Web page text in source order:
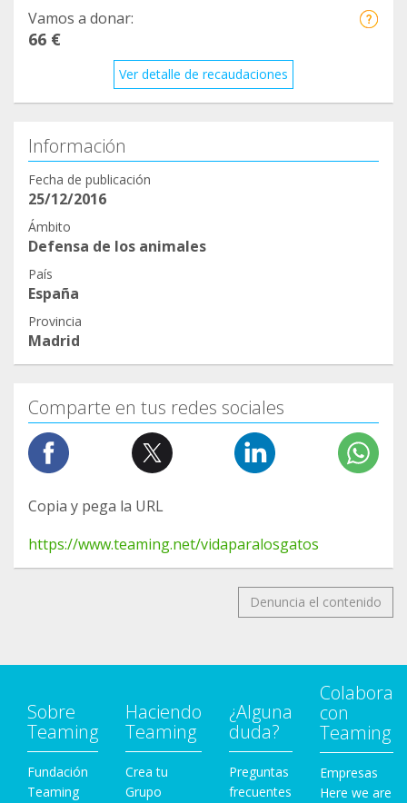
Vamos a donar:
66 €
Ver detalle de recaudaciones
Información
Fecha de publicación
25/12/2016
Ámbito
Defensa de los animales
País
España
Provincia
Madrid
Comparte en tus redes sociales
Copia y pega la URL
https://www.teaming.net/vidaparalosgatos
Denuncia el contenido
Sobre
Teaming
Fundación
Teaming
Haciendo
Teaming
Crea tu
Grupo
¿Alguna
duda?
Preguntas
frecuentes
Colabora
con
Teaming
Empresas
Here we are